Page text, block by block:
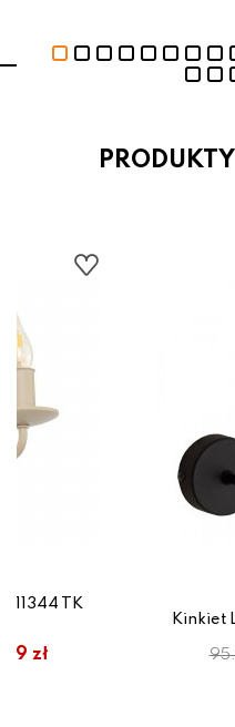
11344 TK
zł
Kinkiet